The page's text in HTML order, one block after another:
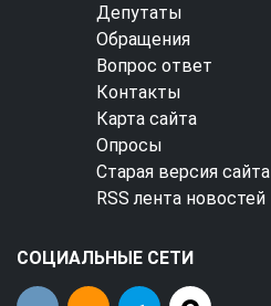
Депутаты
Обращения
Вопрос ответ
Контакты
Карта сайта
Опросы
Старая версия сайта
RSS лента новостей
СОЦИАЛЬНЫЕ СЕТИ